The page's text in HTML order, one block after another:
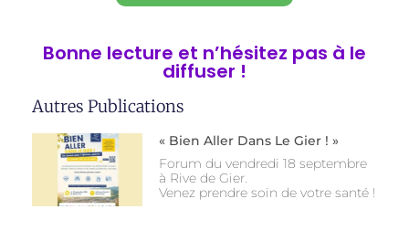
Bonne lecture et n’hésitez pas à le
diffuser !
Autres Publications
« Bien Aller Dans Le Gier ! »
Forum du vendredi 18 septembre
à Rive de Gier.
Venez prendre soin de votre santé !